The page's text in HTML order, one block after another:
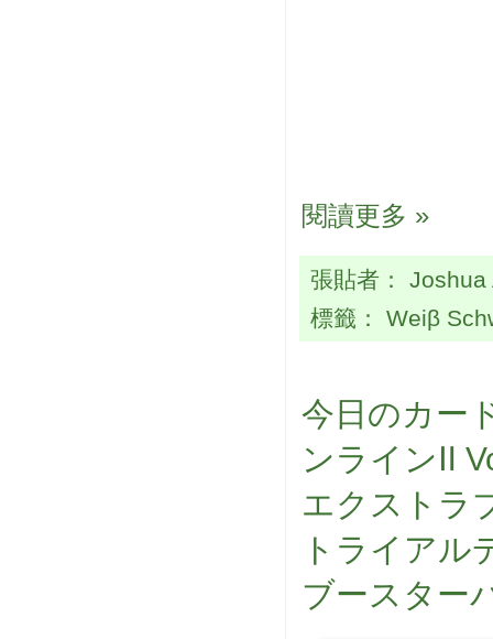
閱讀更多 »
張貼者：
標籤： Weiβ
今日のカー
ンラインⅡ
エクストラ
トライアル
ブースター